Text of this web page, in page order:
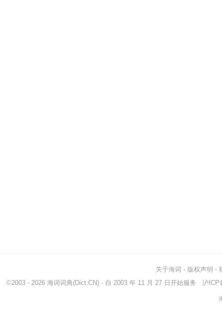
关于海词 - 版权声明 -
©2003 - 2026 海词词典(Dict.CN) - 自 2003 年 11 月 27 日开始服务 沪ICP